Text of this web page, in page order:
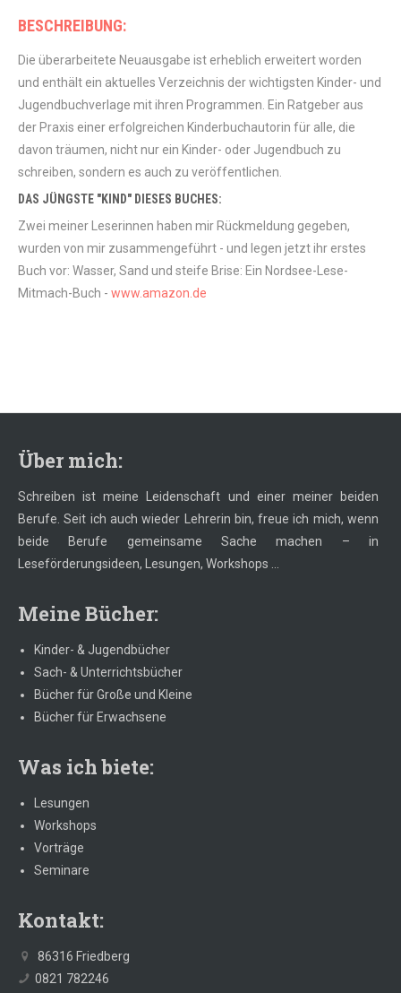
BESCHREIBUNG:
Die überarbeitete Neuausgabe ist erheblich erweitert worden
und enthält ein aktuelles Verzeichnis der wichtigsten Kinder- und
Jugendbuchverlage mit ihren Programmen. Ein Ratgeber aus
der Praxis einer erfolgreichen Kinderbuchautorin für alle, die
davon träumen, nicht nur ein Kinder- oder Jugendbuch zu
schreiben, sondern es auch zu veröffentlichen.
DAS JÜNGSTE "KIND" DIESES BUCHES:
Zwei meiner Leserinnen haben mir Rückmeldung gegeben,
wurden von mir zusammengeführt - und legen jetzt ihr erstes
Buch vor: Wasser, Sand und steife Brise: Ein Nordsee-Lese-
Mitmach-Buch - www.amazon.de
Über mich:
Schreiben ist meine Leidenschaft und einer meiner beiden
Berufe. Seit ich auch wieder Lehrerin bin, freue ich mich, wenn
beide Berufe gemeinsame Sache machen – in
Leseförderungsideen, Lesungen, Workshops ...
Meine Bücher:
Kinder- & Jugendbücher
Sach- & Unterrichtsbücher
Bücher für Große und Kleine
Bücher für Erwachsene
Was ich biete:
Lesungen
Workshops
Vorträge
Seminare
Kontakt:
86316 Friedberg
0821 782246